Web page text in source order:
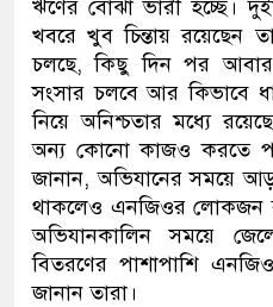
ঋণের বোঝা ভারী হচ্ছে।
খবরে খুব চিন্তায় রয়েছেন
চলছে, কিছু দিন পর
সংসার চলবে আর কিভাবে
নিয়ে অনিশ্চতার মধ্যে
অন্য কোনো কাজও করতে
জানান, অভিযানের সময়ে
থাকলেও এনজিওর লোকজন
অভিযানকালিন সময়ে
বিতরণের পাশাপাশি
জানান তারা।